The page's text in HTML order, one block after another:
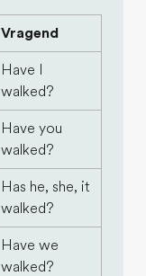
Vragend
Have I
walked?
Have you
walked?
Has he, she, it
walked?
Have we
walked?